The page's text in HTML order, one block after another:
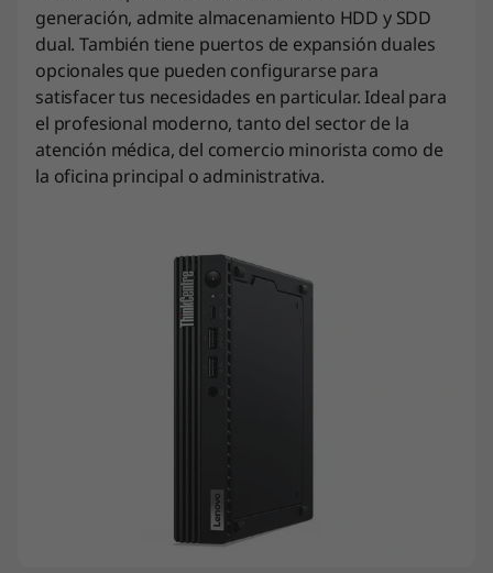
generación, admite almacenamiento HDD y SDD
dual. También tiene puertos de expansión duales
opcionales que pueden configurarse para
satisfacer tus necesidades en particular. Ideal para
el profesional moderno, tanto del sector de la
atención médica, del comercio minorista como de
la oficina principal o administrativa.